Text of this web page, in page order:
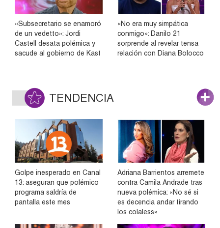
«Subsecretario se enamoró
de un vedetto»: Jordi
Castell desata polémica y
sacude al gobierno de Kast
«No era muy simpática
conmigo»: Danilo 21
sorprende al revelar tensa
relación con Diana Bolocco
TENDENCIA
Golpe inesperado en Canal
13: aseguran que polémico
programa saldría de
pantalla este mes
Adriana Barrientos arremete
contra Camila Andrade tras
nueva polémica: «No sé si
es decencia andar tirando
los colaless»